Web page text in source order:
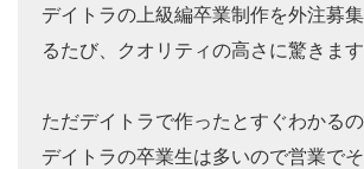
デイトラの上級編卒業制作を外注募
るたび、クオリティの高さに驚きます
ただデイトラで作ったとすぐわかるの
デイトラの卒業生は多いので営業で